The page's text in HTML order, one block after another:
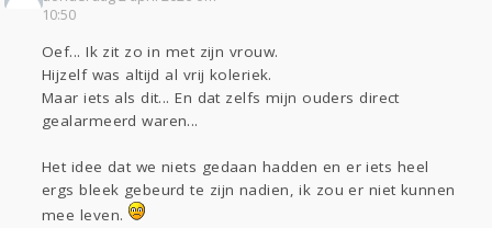
10:50
Oef... Ik zit zo in met zijn vrouw.
Hijzelf was altijd al vrij koleriek.
Maar iets als dit... En dat zelfs mijn ouders direct
gealarmeerd waren...
Het idee dat we niets gedaan hadden en er iets heel
ergs bleek gebeurd te zijn nadien, ik zou er niet kunnen
mee leven.